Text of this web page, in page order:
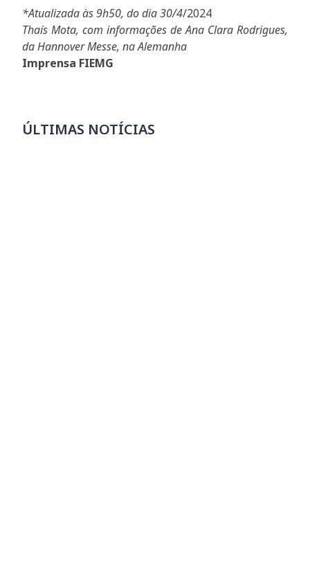
*Atualizada às 9h50, do dia 30/4/2024
Thaís Mota, com informações de Ana Clara Rodrigues,
da Hannover Messe, na Alemanha
Imprensa FIEMG
ÚLTIMAS NOTÍCIAS